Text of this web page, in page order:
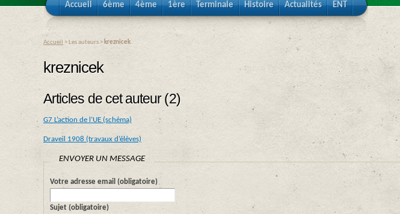
Accueil 6ème 4ème 1ère Terminale Histoire Actualités ENT
Accueil > Les auteurs > kreznicek
kreznicek
Articles de cet auteur (2)
G7 L’action de l’UE (schéma)
Draveil 1908 (travaux d’élèves)
ENVOYER UN MESSAGE
Votre adresse email (obligatoire)
Sujet (obligatoire)